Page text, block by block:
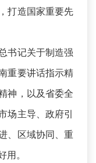
打造国家重要先
书记关于制造强
重要讲话指示精
神，以及省委全
场主导、政府引
、区域协同、重
。